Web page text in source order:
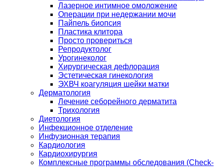
Лазерное интимное омоложение
Операции при недержании мочи
Пайпель биопсия
Пластика клитора
Просто провериться
Репродуктолог
Урогинеколог
Хирургическая дефлорация
Эстетическая гинекология
ЭХВЧ коагуляция шейки матки
Дерматология
Лечение себорейного дерматита
Трихология
Диетология
Инфекционное отделение
Инфузионная терапия
Кардиология
Кардиохирургия
Комплексные программы обследования (Check-